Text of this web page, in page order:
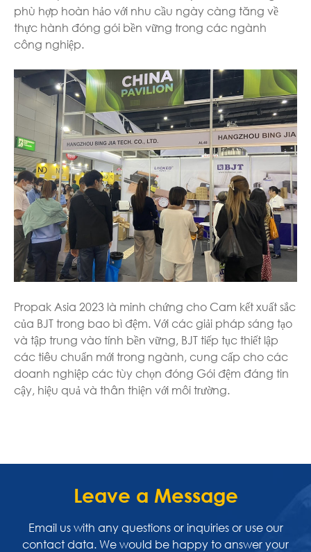
phù hợp hoàn hảo với nhu cầu ngày càng tăng về
thực hành đóng gói bền vững trong các ngành
công nghiệp.
Propak Asia 2023 là minh chứng cho Cam kết xuất sắc
của BJT trong bao bì đệm. Với các giải pháp sáng tạo
và tập trung vào tính bền vững, BJT tiếp tục thiết lập
các tiêu chuẩn mới trong ngành, cung cấp cho các
doanh nghiệp các tùy chọn đóng Gói đệm đáng tin
cậy, hiệu quả và thân thiện với môi trường.
Leave a Message
Email us with any questions or inquiries or use our
contact data. We would be happy to answer your